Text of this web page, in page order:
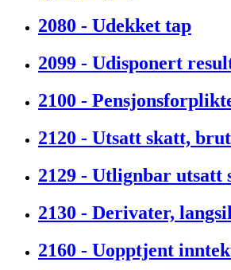
2080 - Udekket tap
2099 - Udisponert
2100 -
2120 - Utsatt skatt,
2129 - Utlignbar utsatt
2130 - Derivater,
2160 - Uopptjent